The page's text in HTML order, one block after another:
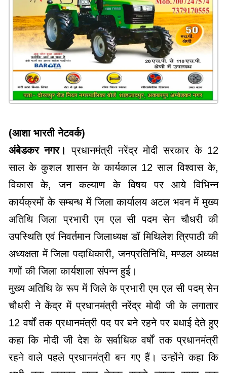
(आशा भारती नेटवर्क)
अंबेडकर नगर।प्रधानमंत्री नरेंद्र मोदी सरकार के 12
साल के कुशल शासन के कार्यकाल 12 साल विश्वास के,
विकास के, जन कल्याण के विषय पर आये विभिन्न
कार्यक्रमों के सम्बन्ध में जिला कार्यालय अटल भवन में मुख्य
अतिथि जिला प्रभारी एम एल सी पदम सेन चौधरी की
उपस्थिति एवं निवर्तमान जिलाध्यक्ष डॉ मिथिलेश त्रिपाठी की
अध्यक्षता में जिला पदाधिकारी, जनप्रतिनिधि, मण्डल अध्यक्ष
गणों की जिला कार्यशाला संपन्न हुई।
मुख्य अतिथि के रूप में जिले के प्रभारी एम एल सी पदम् सेन
चौधरी ने केंद्र में प्रधानमंत्री नरेंद्र मोदी जी के लगातार
12 वर्षों तक प्रधानमंत्री पद पर बने रहने पर बधाई देते हुए
कहा कि मोदी जी देश के सर्वाधिक वर्षों तक प्रधानमंत्री
रहने वाले पहले प्रधानमंत्री बन गए हैं। उन्होंने कहा कि